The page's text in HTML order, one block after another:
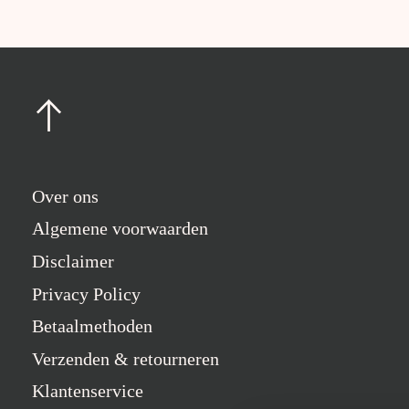
Over ons
Algemene voorwaarden
Disclaimer
Privacy Policy
Betaalmethoden
Verzenden & retourneren
Klantenservice